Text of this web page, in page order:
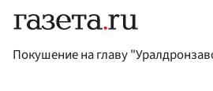
Покушение на главу